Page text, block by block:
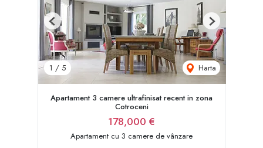
1 / 5 Harta
Previous Next
Apartament 3 camere ultrafinisat recent in zona
Cotroceni
178,000 €
Apartament cu 3 camere de vânzare